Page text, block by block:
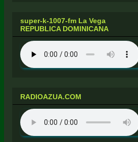
super-k-1007-fm La Vega
REPUBLICA DOMINICANA
RADIOAZUA.COM